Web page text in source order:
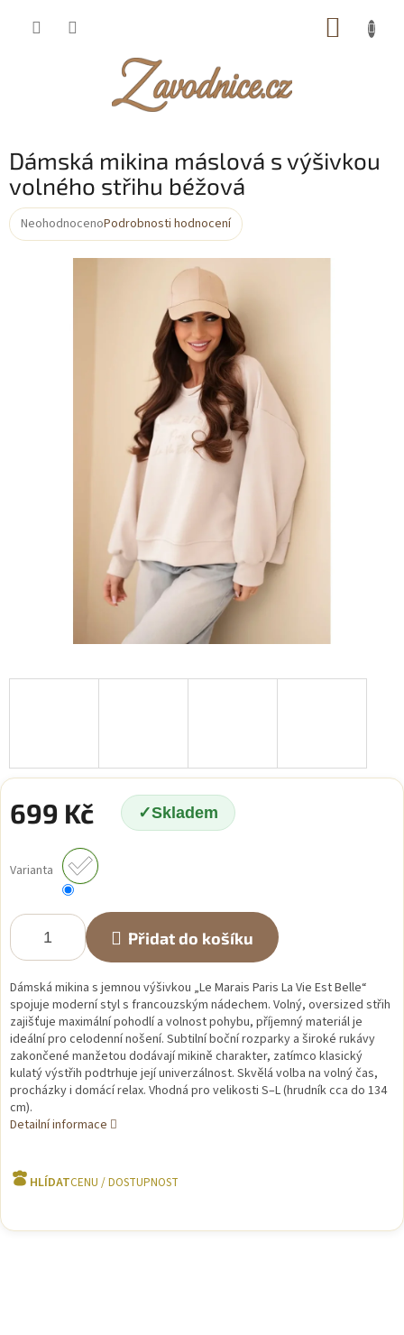
Dámská mikina máslová s výšivkou
volného střihu béžová
Průměrné
NeohodnocenoPodrobnosti hodnocení
699 Kč Skladem
cena:
Varianta
Přidat do košíku
Dámská mikina s jemnou výšivkou „Le Marais Paris La Vie Est Belle“
spojuje moderní styl s francouzským nádechem. Volný, oversized střih
zajišťuje maximální pohodlí a volnost pohybu, příjemný materiál je
ideální pro celodenní nošení. Subtilní boční rozparky a široké rukávy
zakončené manžetou dodávají mikině charakter, zatímco klasický
kulatý výstřih podtrhuje její univerzálnost. Skvělá volba na volný čas,
procházky i domácí relax. Vhodná pro velikosti S–L (hrudník cca do 134
cm).
Detailní informace
HLÍDAT